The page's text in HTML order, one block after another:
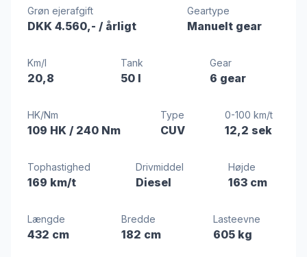
Grøn ejerafgift
DKK 4.560,- / årligt
Geartype
Manuelt gear
Km/l
20,8
Tank
50 l
Gear
6 gear
HK/Nm
109 HK / 240 Nm
Type
CUV
0-100 km/t
12,2 sek
Tophastighed
169 km/t
Drivmiddel
Diesel
Højde
163 cm
Længde
432 cm
Bredde
182 cm
Lasteevne
605 kg